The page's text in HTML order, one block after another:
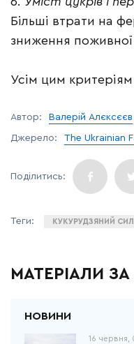
Більші втрати на
зниження поживної
Усім цим
Автор: Валерій Алєксєєв
Джерело: The Ukrainian
КУКУРУДЗЯНИЙ
МАТЕРІАЛИ
16 червня,